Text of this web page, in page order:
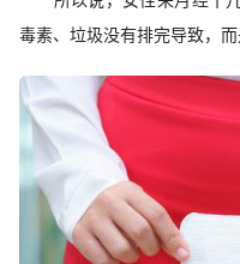
毒素、垃圾没有排完导致，而